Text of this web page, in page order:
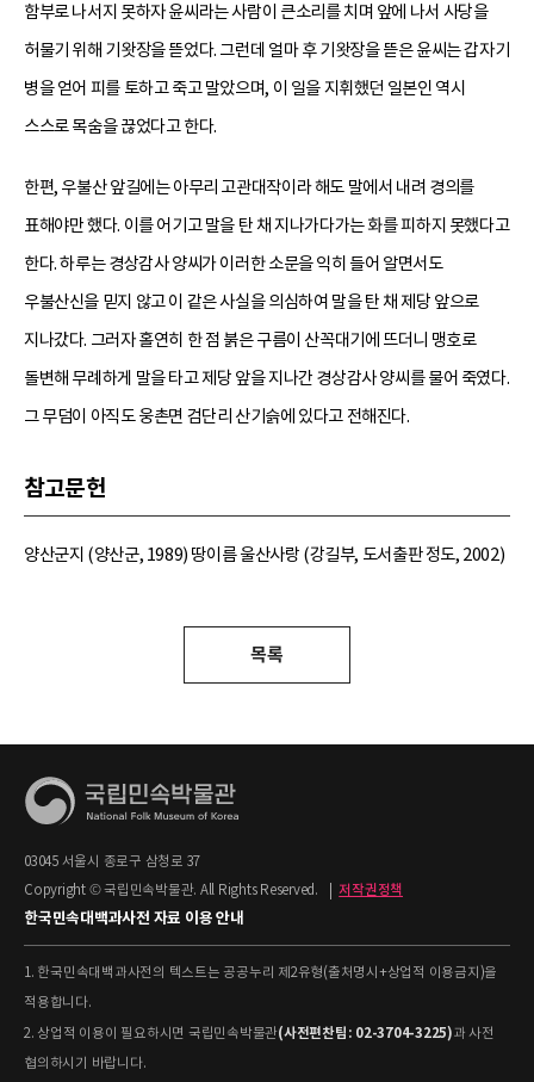
함부로 나서지 못하자 윤씨라는 사람이 큰소리를 치며 앞에 나서 사당을
허물기 위해 기왓장을 뜯었다. 그런데 얼마 후 기왓장을 뜯은 윤씨는 갑자기
병을 얻어 피를 토하고 죽고 말았으며, 이 일을 지휘했던 일본인 역시
스스로 목숨을 끊었다고 한다.
한편, 우불산 앞길에는 아무리 고관대작이라 해도 말에서 내려 경의를
표해야만 했다. 이를 어기고 말을 탄 채 지나가다가는 화를 피하지 못했다고
한다. 하루는 경상감사 양씨가 이러한 소문을 익히 들어 알면서도
우불산신을 믿지 않고 이 같은 사실을 의심하여 말을 탄 채 제당 앞으로
지나갔다. 그러자 홀연히 한 점 붉은 구름이 산꼭대기에 뜨더니 맹호로
돌변해 무례하게 말을 타고 제당 앞을 지나간 경상감사 양씨를 물어 죽였다.
그 무덤이 아직도 웅촌면 검단리 산기슭에 있다고 전해진다.
참고문헌
양산군지 (양산군, 1989) 땅이름 울산사랑 (강길부, 도서출판 정도, 2002)
목록
03045 서울시 종로구 삼청로 37
Copyright © 국립민속박물관. All Rights Reserved.
저작권정책
한국민속대백과사전 자료 이용 안내
1. 한국민속대백과사전의 텍스트는 공공누리 제2유형(출처명시+상업적 이용금지)을
적용합니다.
2. 상업적 이용이 필요하시면 국립민속박물관(사전편찬팀: 02-3704-3225)과 사전
협의하시기 바랍니다.